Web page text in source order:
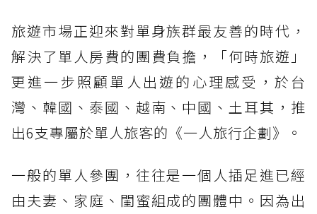
旅遊市場正迎來對單身族群最友善的時代，
解決了單人房費的團費負擔，「何時旅遊」
更進一步照顧單人出遊的心理感受，於台
灣、韓國、泰國、越南、中國、土耳其，推
出6支專屬於單人旅客的《一人旅行企劃》。
一般的單人參團，往往是一個人插足進已經
由夫妻、家庭、閨蜜組成的團體中。因為出